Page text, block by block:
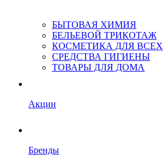
БЫТОВАЯ ХИМИЯ
БЕЛЬЕВОЙ ТРИКОТАЖ
КОСМЕТИКА ДЛЯ ВСЕХ
СРЕДСТВА ГИГИЕНЫ
ТОВАРЫ ДЛЯ ДОМА
Акции
Бренды